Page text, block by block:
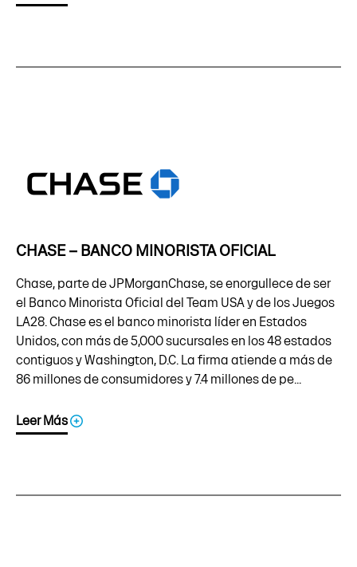
CHASE – BANCO MINORISTA OFICIAL
Chase, parte de JPMorganChase, se enorgullece de ser
el Banco Minorista Oficial del Team USA y de los Juegos
LA28. Chase es el banco minorista líder en Estados
Unidos, con más de 5,000 sucursales en los 48 estados
contiguos y Washington, D.C. La firma atiende a más de
86 millones de consumidores y 7.4 millones de pe...
Leer Más